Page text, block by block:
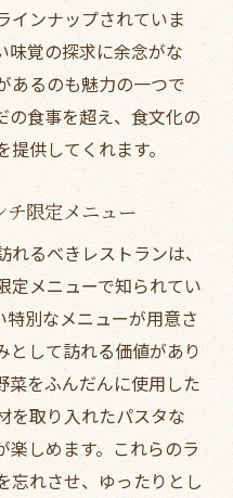
インナップされていま
味覚の探求に余念がな
あるのも魅力の一つで
の食事を超え、食文化の
供してくれます。
チ限定メニュー
るべきレストランは、
定メニューで知られてい
特別なメニューが用意さ
として訪れる価値があり
菜をふんだんに使用した
を取り入れたパスタな
楽しめます。これらのラ
忘れさせ、ゆったりとし